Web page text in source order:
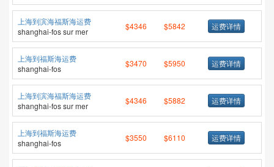
上海到滨海福斯海运费
shanghai-fos sur mer
$4346 $5842 运费详情
上海到福斯海运费
shanghai-fos
$3470 $5950 运费详情
上海到滨海福斯海运费
shanghai-fos sur mer
$4346 $5882 运费详情
上海到福斯海运费
shanghai-fos
$3550 $6110 运费详情